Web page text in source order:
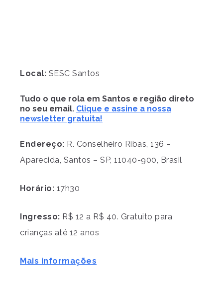
Local: SESC Santos
Tudo o que rola em Santos e região direto
no seu email. Clique e assine a nossa
newsletter gratuita!
Endereço: R. Conselheiro Ribas, 136 –
Aparecida, Santos – SP, 11040-900, Brasil
Horário: 17h30
Ingresso: R$ 12 a R$ 40. Gratuito para
crianças até 12 anos
Mais informações